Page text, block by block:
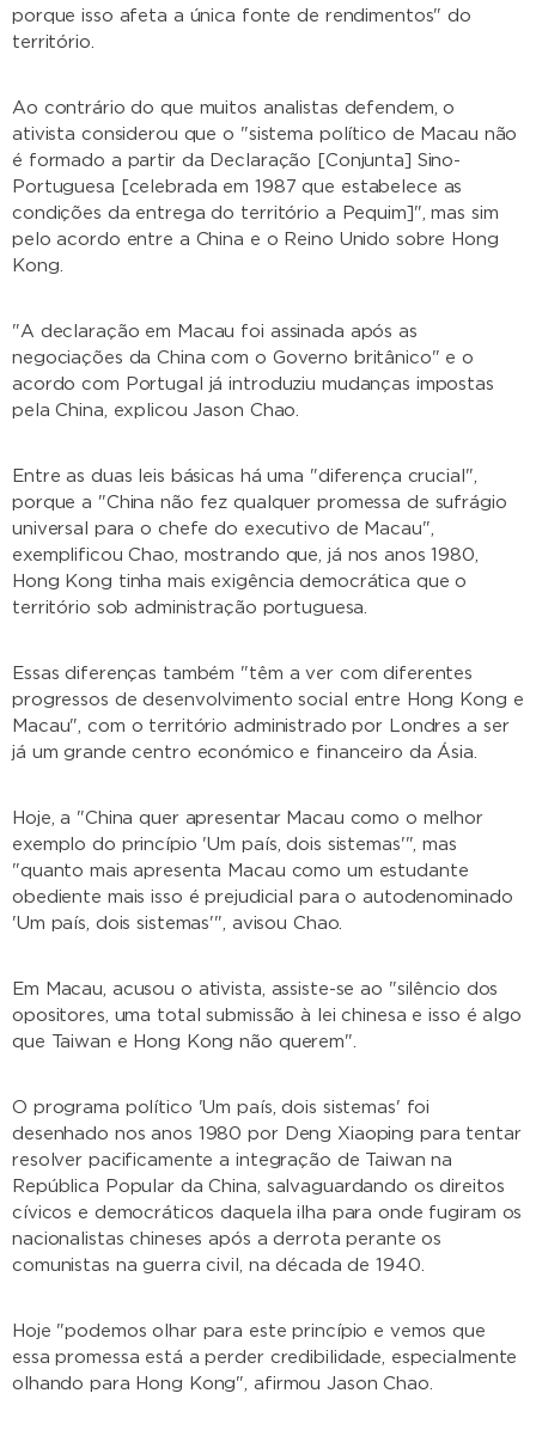
porque isso afeta a única fonte de rendimentos" do
território.
Ao contrário do que muitos analistas defendem, o
ativista considerou que o "sistema político de Macau não
é formado a partir da Declaração [Conjunta] Sino-
Portuguesa [celebrada em 1987 que estabelece as
condições da entrega do território a Pequim]", mas sim
pelo acordo entre a China e o Reino Unido sobre Hong
Kong.
"A declaração em Macau foi assinada após as
negociações da China com o Governo britânico" e o
acordo com Portugal já introduziu mudanças impostas
pela China, explicou Jason Chao.
Entre as duas leis básicas há uma "diferença crucial",
porque a "China não fez qualquer promessa de sufrágio
universal para o chefe do executivo de Macau",
exemplificou Chao, mostrando que, já nos anos 1980,
Hong Kong tinha mais exigência democrática que o
território sob administração portuguesa.
Essas diferenças também "têm a ver com diferentes
progressos de desenvolvimento social entre Hong Kong e
Macau", com o território administrado por Londres a ser
já um grande centro económico e financeiro da Ásia.
Hoje, a "China quer apresentar Macau como o melhor
exemplo do princípio 'Um país, dois sistemas'", mas
"quanto mais apresenta Macau como um estudante
obediente mais isso é prejudicial para o autodenominado
'Um país, dois sistemas'", avisou Chao.
Em Macau, acusou o ativista, assiste-se ao "silêncio dos
opositores, uma total submissão à lei chinesa e isso é algo
que Taiwan e Hong Kong não querem".
O programa político 'Um país, dois sistemas' foi
desenhado nos anos 1980 por Deng Xiaoping para tentar
resolver pacificamente a integração de Taiwan na
República Popular da China, salvaguardando os direitos
cívicos e democráticos daquela ilha para onde fugiram os
nacionalistas chineses após a derrota perante os
comunistas na guerra civil, na década de 1940.
Hoje "podemos olhar para este princípio e vemos que
essa promessa está a perder credibilidade, especialmente
olhando para Hong Kong", afirmou Jason Chao.